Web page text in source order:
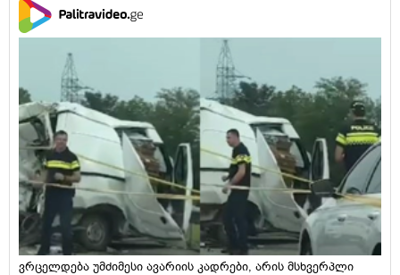
ვრცელდება უმძიმესი ავარიის კადრები, არის მსხვერპლი